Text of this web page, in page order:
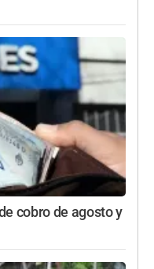
cobro de agosto y